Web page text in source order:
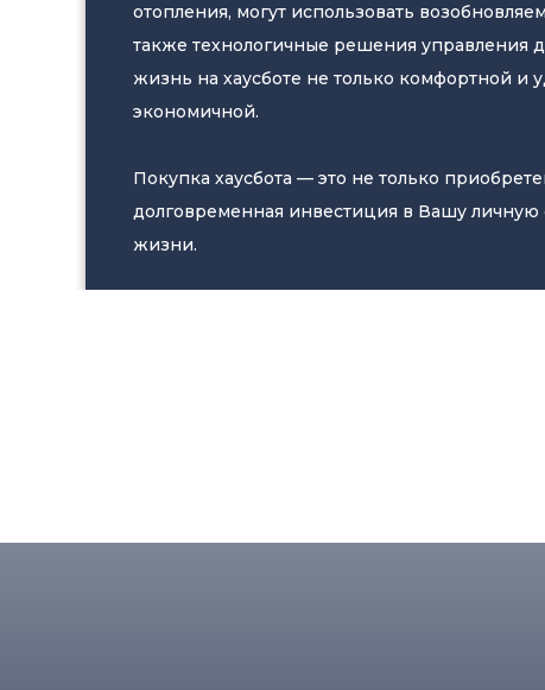
отопления, могут использовать
также технологичные решения управления
жизнь на хаусботе не только комфортной и
экономичной.
Покупка хаусбота — это не только
долговременная инвестиция в Вашу личную
жизни.